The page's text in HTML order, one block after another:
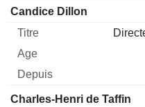
Candice Dillon
Charles-Henri de Taffin